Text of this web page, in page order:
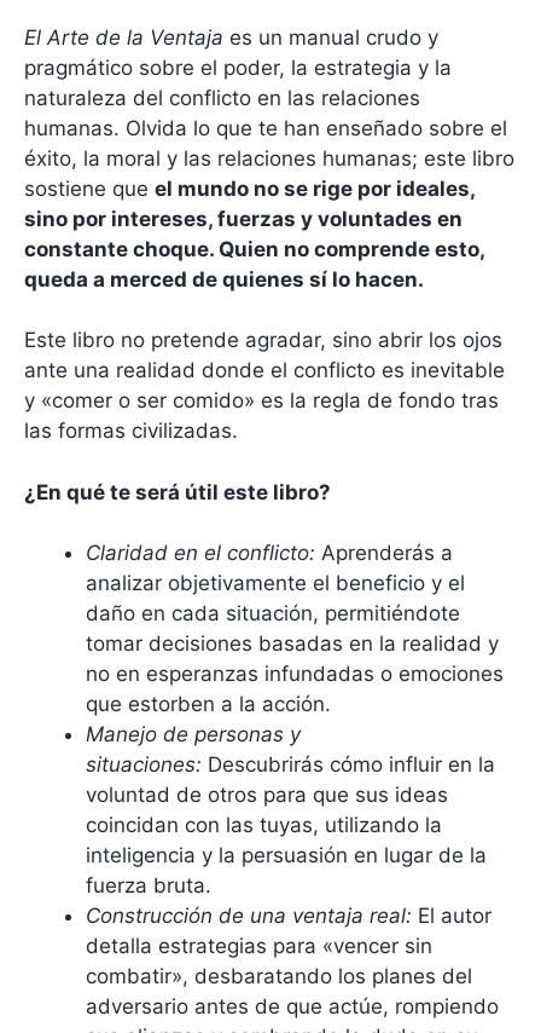
El Arte de la Ventaja es un manual crudo y
pragmático sobre el poder, la estrategia y la
naturaleza del conflicto en las relaciones
humanas. Olvida lo que te han enseñado sobre el
éxito, la moral y las relaciones humanas; este libro
sostiene que el mundo no se rige por ideales,
sino por intereses, fuerzas y voluntades en
constante choque. Quien no comprende esto,
queda a merced de quienes sí lo hacen.
Este libro no pretende agradar, sino abrir los ojos
ante una realidad donde el conflicto es inevitable
y «comer o ser comido» es la regla de fondo tras
las formas civilizadas.
¿En qué te será útil este libro?
Claridad en el conflicto: Aprenderás a
analizar objetivamente el beneficio y el
daño en cada situación, permitiéndote
tomar decisiones basadas en la realidad y
no en esperanzas infundadas o emociones
que estorben a la acción.
Manejo de personas y
situaciones: Descubrirás cómo influir en la
voluntad de otros para que sus ideas
coincidan con las tuyas, utilizando la
inteligencia y la persuasión en lugar de la
fuerza bruta.
Construcción de una ventaja real: El autor
detalla estrategias para «vencer sin
combatir», desbaratando los planes del
adversario antes de que actúe, rompiendo